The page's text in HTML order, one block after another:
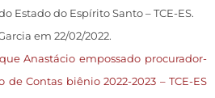
Estado do Espírito Santo – TCE-ES.
em 22/02/2022.
Anastácio empossado procurador-
Contas biênio 2022-2023 – TCE-ES